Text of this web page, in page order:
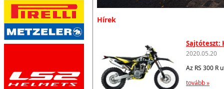
Hírek
Sajtóteszt:
2020.05.20
Az RS 300 R
tovább »